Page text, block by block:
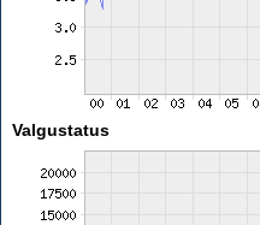
Valgustatus